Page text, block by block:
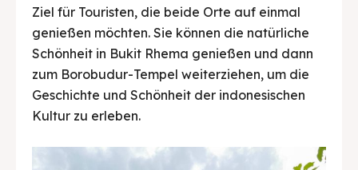
Ziel für Touristen, die beide Orte auf einmal
genießen möchten. Sie können die natürliche
Schönheit in Bukit Rhema genießen und dann
zum Borobudur-Tempel weiterziehen, um die
Geschichte und Schönheit der indonesischen
Kultur zu erleben.